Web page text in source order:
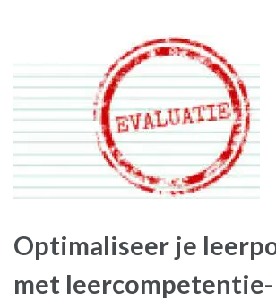
Optimaliseer je
met leercompetentie-